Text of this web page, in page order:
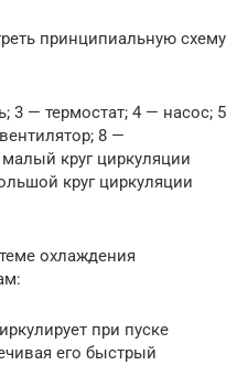
принципиальную схему
3 — термостат; 4 — насос; 5
8 —
круг циркуляции
круг циркуляции
охлаждения
при пуске
его быстрый